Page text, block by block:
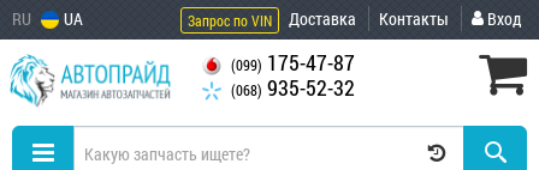
RU UA Запрос по VIN Доставка Контакты Вход
(099) 175-47-87
(068) 935-52-32